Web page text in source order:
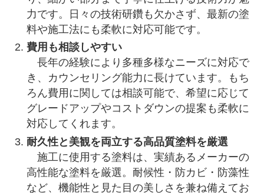
力です。日々の技術研鑽も欠かさず、最新の塗
料や施工法にも柔軟に対応可能です。
費用も相談しやすい
長年の経験により多種多様なニーズに対応で
き、カウンセリング能力に長けています。もち
ろん費用に関しては相談可能で、希望に応じて
グレードアップやコストダウンの提案も柔軟に
対応してくれます。
耐久性と美観を両立する高品質塗料を厳選
施工に使用する塗料は、実績あるメーカーの
高性能な塗料を厳選。耐候性・防カビ・防藻性
など、機能性と見た目の美しさを兼ね備えてお